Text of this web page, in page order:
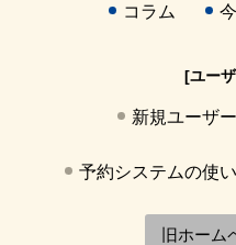
コラム
[ユー
新規ユーザ
予約システムの使
旧ホーム